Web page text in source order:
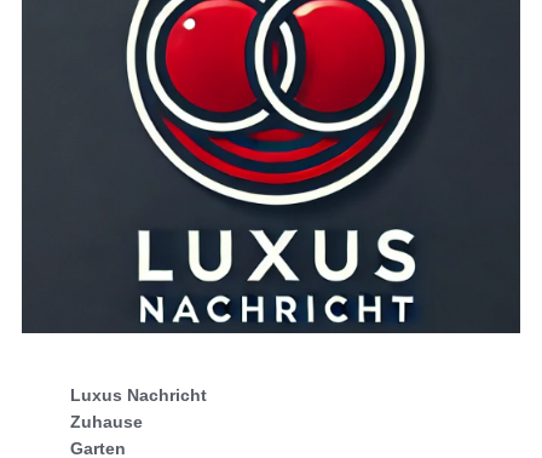
Luxus Nachricht
Zuhause
Garten